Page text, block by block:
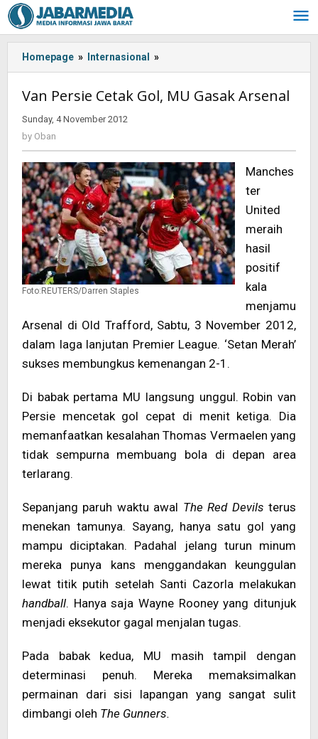
Skip
to
content
Homepage » Internasional »
Persie
Gol,
Van Persie Cetak Gol, MU Gasak Arsenal
Sunday, 4 November 2012
by Oban
Foto:REUTERS/Darren Staples
Manches
ter
United
meraih
hasil
positif
kala
menjamu
Arsenal di Old Trafford, Sabtu, 3 November 2012,
dalam laga lanjutan Premier League. ‘Setan Merah’
sukses membungkus kemenangan 2-1.
Di babak pertama MU langsung unggul. Robin van
Persie mencetak gol cepat di menit ketiga. Dia
memanfaatkan kesalahan Thomas Vermaelen yang
tidak sempurna membuang bola di depan area
terlarang.
Sepanjang paruh waktu awal The Red Devilsterus
menekan tamunya. Sayang, hanya satu gol yang
mampu diciptakan. Padahal jelang turun minum
mereka punya kans menggandakan keunggulan
lewat titik putih setelah Santi Cazorla melakukan
handball. Hanya saja Wayne Rooney yang ditunjuk
menjadi eksekutor gagal menjalan tugas.
Pada babak kedua, MU masih tampil dengan
determinasi penuh. Mereka memaksimalkan
permainan dari sisi lapangan yang sangat sulit
dimbangi oleh The Gunners.